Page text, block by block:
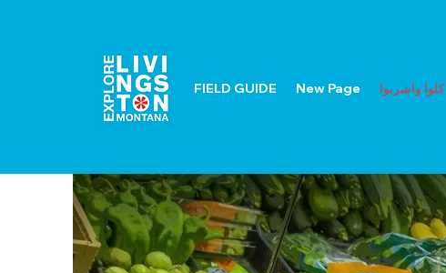
FIELD GUIDE New Page كلوا واشربوا